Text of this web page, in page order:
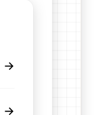
→
→